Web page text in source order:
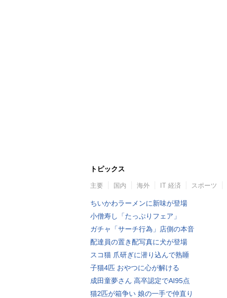
トピックス
主要 国内 海外 IT 経済 スポーツ
ちいかわラーメンに新味が登場
小僧寿し「たっぷりフェア」
ガチャ「サーチ行為」店側の本音
配達員の置き配写真に犬が登場
スコ猫 爪研ぎに潜り込んで熟睡
子猫4匹 おやつに心が解ける
成田童夢さん 高卒認定でAI95点
猫2匹が箱争い 娘の一手で仲直り